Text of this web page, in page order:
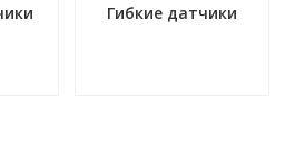
Гибкие датчики